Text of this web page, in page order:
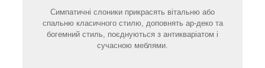
Симпатичні слоники прикрасять вітальню або
спальню класичного стилю, доповнять ар-деко та
богемний стиль, поєднуються з антикваріатом і
сучасною меблями.